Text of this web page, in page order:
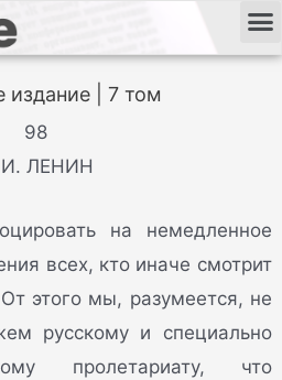
| 7 том
98
И. ЛЕНИН
на немедленное
всех, кто иначе смотрит
этого мы, разумеется, не
русскому и специально
пролетариату, что